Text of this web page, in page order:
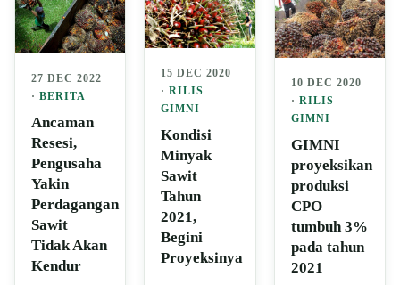
27 DEC 2022
· BERITA
Ancaman
Resesi,
Pengusaha
Yakin
Perdagangan
Sawit
Tidak Akan
Kendur
15 DEC 2020
·RILIS
GIMNI
Kondisi
Minyak
Sawit
Tahun
2021,
Begini
Proyeksinya
10 DEC 2020
· RILIS
GIMNI
GIMNI
proyeksikan
produksi
CPO
tumbuh 3%
pada tahun
2021